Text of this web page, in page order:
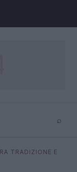
⌕
⌕
TRADIZIONE E